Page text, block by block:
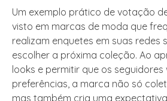
Um exemplo prático de votação
visto em marcas de moda que
realizam enquetes em suas redes
escolher a próxima coleção. Ao
looks e permitir que os seguidores
preferências, a marca não só
mas também cria uma